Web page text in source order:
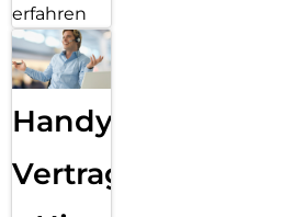
erfahren
Handy
Vertragsabwicklung